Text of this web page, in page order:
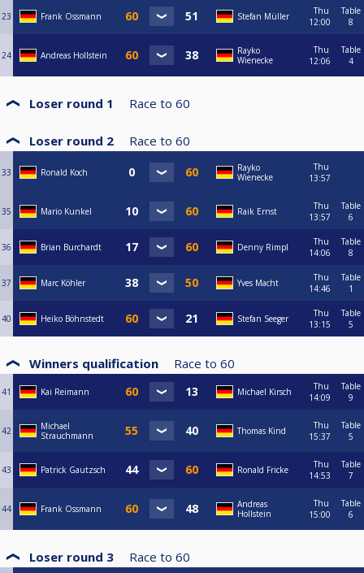
23 Frank Ossmann Stefan Müller
Thu
12:00
Table
8
24 Andreas Hollstein
Rayko
Wienecke
Thu
12:06
Table
4
Loser round 1 Race to 60
Loser round 2 Race to 60
33 Ronald Koch
Rayko
Wienecke
Thu
13:57
35 Mario Kunkel Raik Ernst
Thu
13:57
Table
6
36 Brian Burchardt Denny Rimpl
Thu
14:06
Table
8
37 Marc Köhler Yves Macht
Thu
14:46
Table
1
40 Heiko Böhnstedt Stefan Seeger
Thu
13:15
Table
5
Winners qualification Race to 60
41 Kai Reimann Michael Kirsch
Thu
14:09
Table
9
42
Michael
Strauchmann
Thomas Kind
Thu
15:37
Table
5
43 Patrick Gautzsch Ronald Fricke
Thu
14:53
Table
7
44 Frank Ossmann
Andreas
Hollstein
Thu
15:00
Table
6
Loser round 3 Race to 60